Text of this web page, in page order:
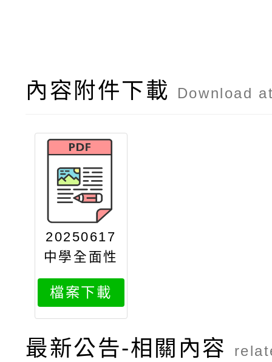
內容附件下載 Download
20250617
中學全面性
教育教學指
引手冊電子
版
檔案下載
最新公告-相關內容